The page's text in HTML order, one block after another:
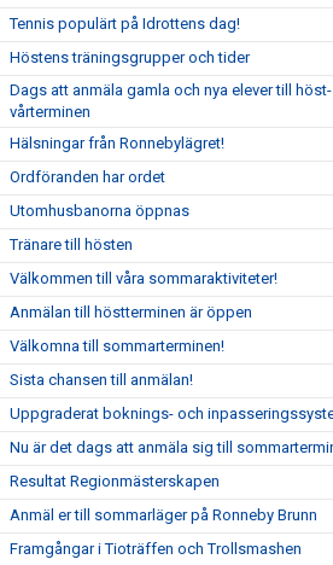
Tennis populärt på Idrottens dag!
Höstens träningsgrupper och tider
Dags att anmäla gamla och nya elever till
vårterminen
Hälsningar från Ronnebylägret!
Ordföranden har ordet
Utomhusbanorna öppnas
Tränare till hösten
Välkommen till våra sommaraktiviteter!
Anmälan till höstterminen är öppen
Välkomna till sommarterminen!
Sista chansen till anmälan!
Uppgraderat boknings- och
Nu är det dags att anmäla sig till
Resultat Regionmästerskapen
Anmäl er till sommarläger på Ronneby Brunn
Framgångar i Tioträffen och Trollsmashen